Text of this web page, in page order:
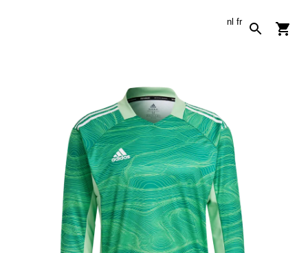
nl fr